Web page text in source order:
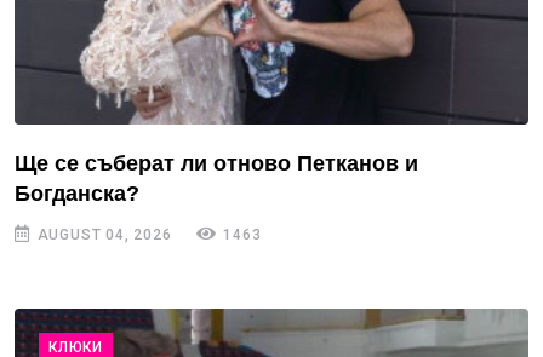
Ще се съберат ли отново Петканов и
Богданска?
AUGUST 04, 2026 1463
КЛЮКИ